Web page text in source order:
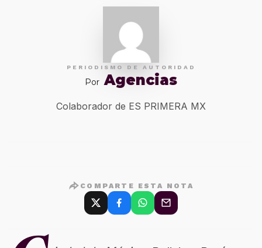
PERIODISMO DE AUTORIDAD
Por Agencias
Colaborador de ES PRIMERA MX
COMPARTE ESTA NOTA